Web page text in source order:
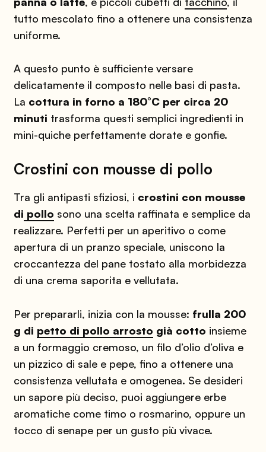
tutto mescolato fino a ottenere una consistenza
uniforme.
A questo punto è sufficiente versare
delicatamente il composto nelle basi di pasta.
La cottura in forno a 180°C per circa 20
minuti trasforma questi semplici ingredienti in
mini-quiche perfettamente dorate e gonfie.
Crostini con mousse di pollo
Tra gli antipasti sfiziosi, i crostini con mousse
di pollo sono una scelta raffinata e semplice da
realizzare. Perfetti per un aperitivo o come
apertura di un pranzo speciale, uniscono la
croccantezza del pane tostato alla morbidezza
di una crema saporita e vellutata.
Per prepararli, inizia con la mousse: frulla 200
g di petto di pollo arrosto già cotto insieme
a un formaggio cremoso, un filo d’olio d’oliva e
un pizzico di sale e pepe, fino a ottenere una
consistenza vellutata e omogenea. Se desideri
un sapore più deciso, puoi aggiungere erbe
aromatiche come timo o rosmarino, oppure un
tocco di senape per un gusto più vivace.